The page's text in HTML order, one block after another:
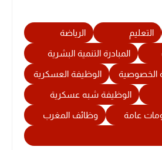
التعليم الرياضة
المبادرة التنمية البشرية
الخصوصية الوظيفة العسكرية
الوظيفة شبه عسكرية
عامة وظائف المغرب